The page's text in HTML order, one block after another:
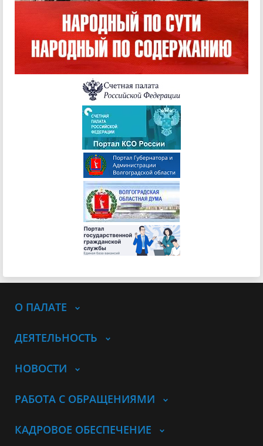
О ПАЛАТЕ
ДЕЯТЕЛЬНОСТЬ
НОВОСТИ
РАБОТА С ОБРАЩЕНИЯМИ
КАДРОВОЕ ОБЕСПЕЧЕНИЕ